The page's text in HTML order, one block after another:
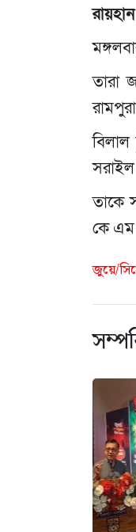
তারা
সরাইল
তাকে
কে এম
জুয়ে/